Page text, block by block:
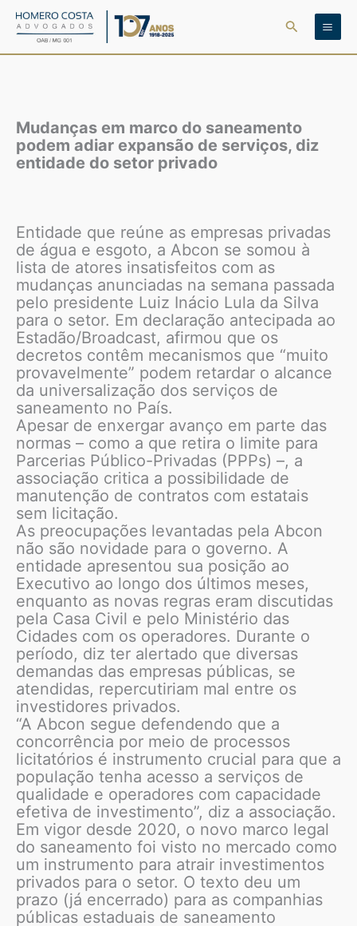
para
Pesquisar
Mudanças em marco do saneamento
podem adiar expansão de serviços, diz
entidade do setor privado
Entidade que reúne as empresas privadas
de água e esgoto, a Abcon se somou à
lista de atores insatisfeitos com as
mudanças anunciadas na semana passada
pelo presidente Luiz Inácio Lula da Silva
para o setor. Em declaração antecipada ao
Estadão/Broadcast, afirmou que os
decretos contêm mecanismos que “muito
provavelmente” podem retardar o alcance
da universalização dos serviços de
saneamento no País.
Apesar de enxergar avanço em parte das
normas – como a que retira o limite para
Parcerias Público-Privadas (PPPs) –, a
associação critica a possibilidade de
manutenção de contratos com estatais
sem licitação.
As preocupações levantadas pela Abcon
não são novidade para o governo. A
entidade apresentou sua posição ao
Executivo ao longo dos últimos meses,
enquanto as novas regras eram discutidas
pela Casa Civil e pelo Ministério das
Cidades com os operadores. Durante o
período, diz ter alertado que diversas
demandas das empresas públicas, se
atendidas, repercutiriam mal entre os
investidores privados.
“A Abcon segue defendendo que a
concorrência por meio de processos
licitatórios é instrumento crucial para que a
população tenha acesso a serviços de
qualidade e operadores com capacidade
efetiva de investimento”, diz a associação.
Em vigor desde 2020, o novo marco legal
do saneamento foi visto no mercado como
um instrumento para atrair investimentos
privados para o setor. O texto deu um
prazo (já encerrado) para as companhias
públicas estaduais de saneamento